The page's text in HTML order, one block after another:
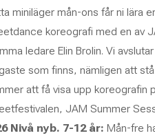
miniläger mån-ons får ni lära
koreografi med en av
ledare Elin Brolin. Vi
som finns, nämligen att
att få visa upp koreografin
JAM Summer
Nivå nyb. 7-12 år: Mån-fre